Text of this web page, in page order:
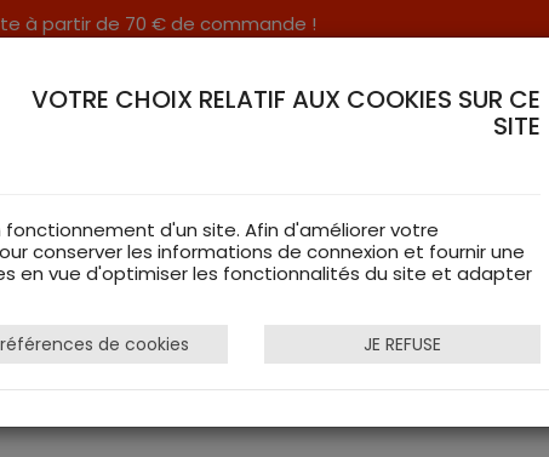
à partir de 70 € de commande !
INTERNET MON
FEMME CHAUSSURES ACCESSOIRES EQUIPEMENTS DE
VOTRE CHOIX RELATIF AUX COOKIES SUR CE
SITE
d'un site. Afin d'améliorer votre
conserver les informations de connexion et fournir une
en vue d'optimiser les fonctionnalités du site et adapter
de cookies JE REFUSE